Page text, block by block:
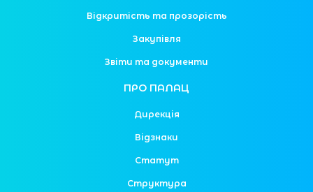
Відкритість та прозорість
Закупівля
Звіти та документи
ПРО ПАЛАЦ
Дирекція
Відзнаки
Статут
Структура